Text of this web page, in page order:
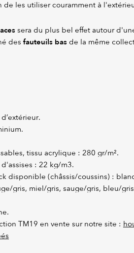
de les utiliser couramment à
sera du plus bel effet autour
des fauteuils bas de la même
tissu acrylique : 280 gr/m².
: 22 kg/m3.
disponible (châssis/coussins) :
gris, miel/gris, sauge/gris, bleu/
TM19 en vente sur notre site :